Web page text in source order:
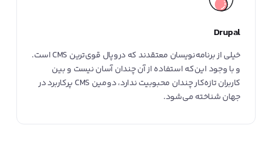
Drupal
خیلی از برنامه‌نویسان معتقدند که دروپال قوی‌ترین CMS است.
و با وجود این‌که استفاده از آن چندان آسان نیست و بین
کاربران تازه‌کار چندان محبوبیت ندارد، دومین CMS پرکاربرد در
جهان شناخته‌ می‌شود.